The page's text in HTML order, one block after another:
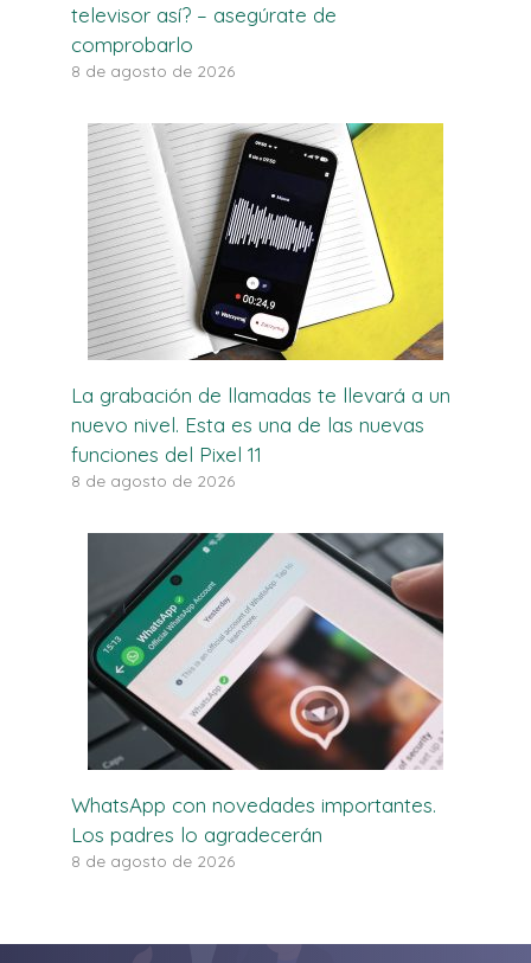
televisor así? – asegúrate de
comprobarlo
8 de agosto de 2026
La grabación de llamadas te llevará a un
nuevo nivel. Esta es una de las nuevas
funciones del Pixel 11
8 de agosto de 2026
WhatsApp con novedades importantes.
Los padres lo agradecerán
8 de agosto de 2026